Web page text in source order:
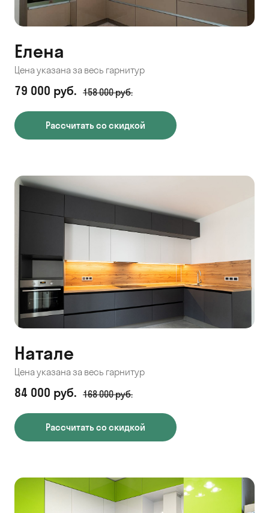
Елена
Цена указана за весь гарнитур
79 000 руб. 158 000 руб.
Рассчитать со скидкой
Натале
Цена указана за весь гарнитур
84 000 руб. 168 000 руб.
Рассчитать со скидкой